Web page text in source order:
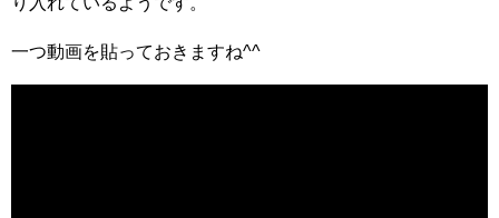
一つ動画を貼っておきますね^^